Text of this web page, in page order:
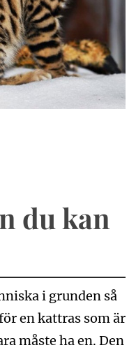
du kan
i grunden så
en kattras som är
måste ha en. Den